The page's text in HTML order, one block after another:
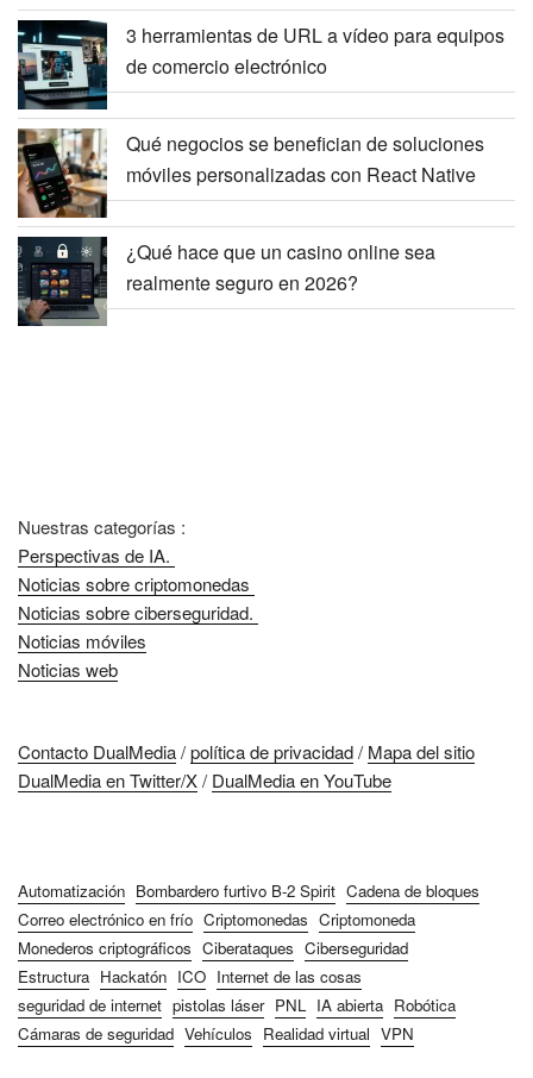
3 herramientas de URL a vídeo para equipos
de comercio electrónico
Qué negocios se benefician de soluciones
móviles personalizadas con React Native
¿Qué hace que un casino online sea
realmente seguro en 2026?
Nuestras categorías :
Perspectivas de IA.
Noticias sobre criptomonedas
Noticias sobre ciberseguridad.
Noticias móviles
Noticias web
Contacto DualMedia/política de privacidad/ Mapa del sitio
DualMedia en Twitter/X/ DualMedia en YouTube
Automatización Bombardero furtivo B-2 Spirit Cadena de bloques
Correo electrónico en frío Criptomonedas Criptomoneda
Monederos criptográficos Ciberataques Ciberseguridad
Estructura Hackatón ICO Internet de las cosas
seguridad de internet pistolas láser PNL IA abierta Robótica
Cámaras de seguridad Vehículos Realidad virtual VPN